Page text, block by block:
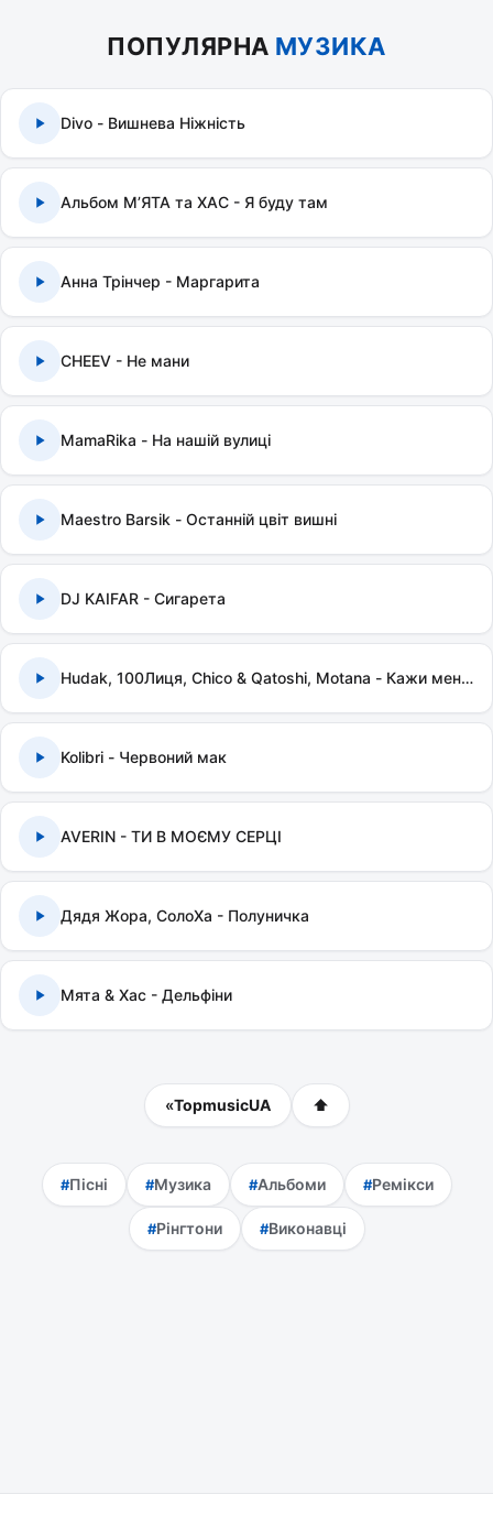
ПОПУЛЯРНА МУЗИКА
Divo - Вишнева Ніжність
Альбом МʼЯТА та ХАС - Я буду там
Анна Трінчер - Маргарита
CHEEV - Не мани
MamaRika - На нашій вулиці
Maestro Barsik - Останній цвіт вишні
DJ KAIFAR - Сигарета
Hudak, 100Лиця, Chico & Qatoshi, Motana - Кажи мені правду
Kolibri - Червоний мак
AVERIN - ТИ В МОЄМУ СЕРЦІ
Дядя Жора, СолоХа - Полуничка
Мята & Хас - Дельфіни
«TopmusicUA ⬆
Пісні Музика Альбоми Ремікси
Рінгтони Виконавці